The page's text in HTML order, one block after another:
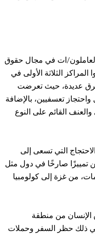
العاملون/ات في مجال حقوق
عالميًا في عام 2024، حيث احتلوا المراكز الثلاثة الأولى في
عديدة، حيث تعرضت
تعسفيين، بالإضافة
القائم على النوع
التي تسعى إلى
تمييزًا صارخًا في دول مثل
من غزة إلى كولومبيا
من منطقة
في ذلك حظر السفر وحملات